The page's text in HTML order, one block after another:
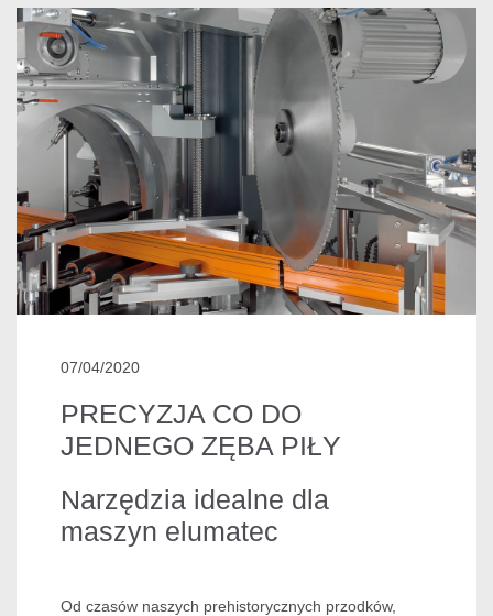
07/04/2020
PRECYZJA CO DO
JEDNEGO ZĘBA PIŁY
Narzędzia idealne dla
maszyn elumatec
Od czasów naszych prehistorycznych przodków,